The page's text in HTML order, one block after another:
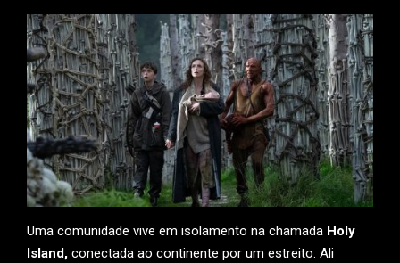
Uma comunidade vive em isolamento na chamada Holy
Island, conectada ao continente por um estreito. Ali